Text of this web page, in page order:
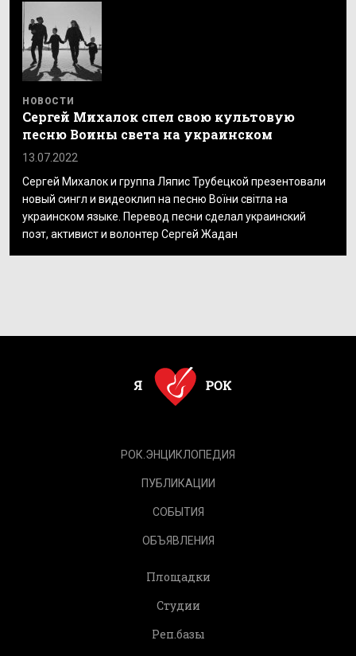
НОВОСТИ
Сергей Михалок спел свою культовую
песню Воины света на украинском
13.07.2022
Сергей Михалок и группа Ляпис Трубецкой презентовали
новый сингл и видеоклип на песню Воїни світла на
украинском языке. Перевод песни сделал украинский
поэт, активист и волонтер Сергей Жадан
РОК.ЭНЦИКЛОПЕДИЯ
ПУБЛИКАЦИИ
СОБЫТИЯ
ОБЪЯВЛЕНИЯ
Площадки
Студии
Реп.базы